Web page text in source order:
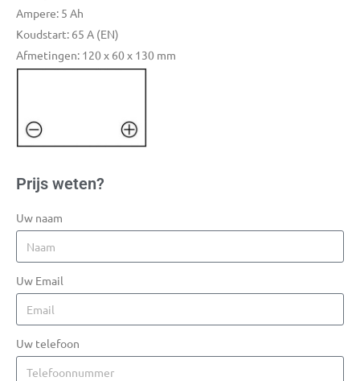
Ampere: 5 Ah
Koudstart: 65 A (EN)
Afmetingen: 120 x 60 x 130 mm
Prijs weten?
Uw naam
Uw Email
Uw telefoon